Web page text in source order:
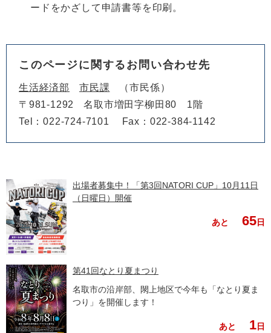
ードをかざして申請書等を印刷。
このページに関するお問い合わせ先
生活経済部 市民課
市民係
〒981-1292
名取市増田字柳田80 1階
Tel：022-724-7101
Fax：022-384-1142
出場者募集中！「第3回NATORI CUP」10月11日
（日曜日）開催
あと 65日
第41回なとり夏まつり
名取市の沿岸部、閖上地区で今年も「なとり夏ま
つり」を開催します！
あと 1日